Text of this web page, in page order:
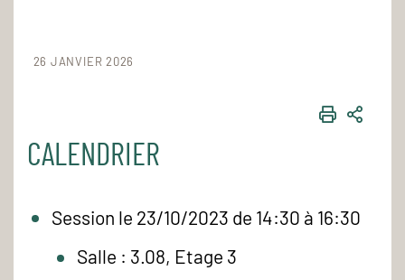
26 JANVIER 2026
CALENDRIER
Session le 23/10/2023 de 14:30 à 16:30
Salle : 3.08, Etage 3